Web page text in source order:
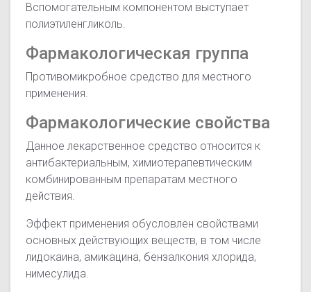
Вспомогательным компонентом выступает
полиэтиленгликоль.
Фармакологическая группа
Противомикробное средство для местного
применения.
Фармакологические свойства
Данное лекарственное средство относится к
антибактериальным, химиотерапевтическим
комбинированным препаратам местного
действия.
Эффект применения обусловлен свойствами
основных действующих веществ, в том числе
лидокаина, амикацина, бензалкония хлорида,
нимесулида.